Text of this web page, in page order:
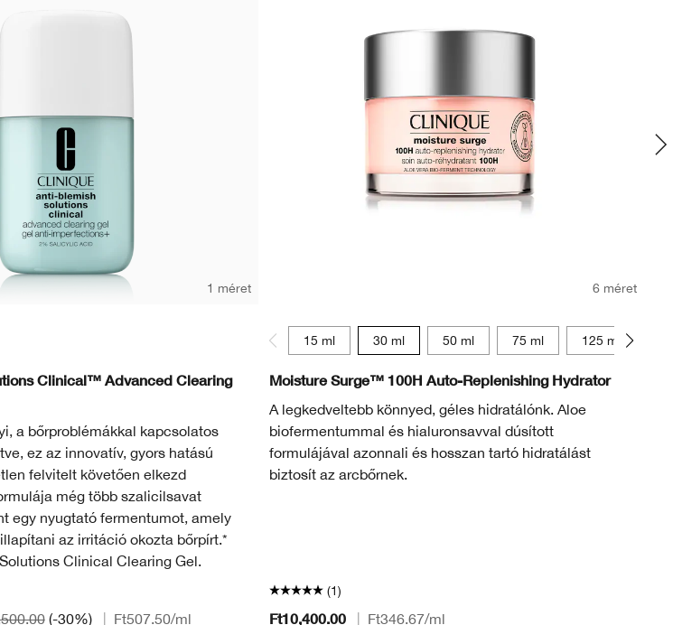
1 méret
Clinical™ Advanced Clearing
a bőrproblémákkal kapcsolatos
ez az innovatív, gyors hatású
felvitelt követően elkezd
még több szalicilsavat
egy nyugtató fermentumot, amely
az irritáció okozta bőrpírt.*
Clinical Clearing Gel.
(-30%) Ft507.50/ml
6 méret
15 ml 30 ml 50 ml 75 ml 125 ml
Moisture Surge™ 100H Auto-Replenishing Hydrator
A legkedveltebb könnyed, géles hidratálónk. Aloe
biofermentummal és hialuronsavval dúsított
formulájával azonnali és hosszan tartó hidratálást
biztosít az arcbőrnek.
(1)
Ft10,400.00 Ft346.67/ml